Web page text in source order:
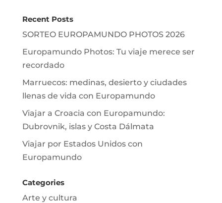
Recent Posts
SORTEO EUROPAMUNDO PHOTOS 2026
Europamundo Photos: Tu viaje merece ser
recordado
Marruecos: medinas, desierto y ciudades
llenas de vida con Europamundo
Viajar a Croacia con Europamundo:
Dubrovnik, islas y Costa Dálmata
Viajar por Estados Unidos con
Europamundo
Categories
Arte y cultura